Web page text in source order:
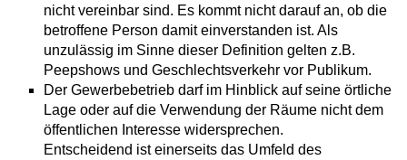
nicht vereinbar sind. Es kommt nicht darauf an, ob die
betroffene Person damit einverstanden ist. Als
unzulässig im Sinne dieser Definition gelten z.B.
Peepshows und Geschlechtsverkehr vor Publikum.
Der Gewerbebetrieb darf im Hinblick auf seine örtliche
Lage oder auf die Verwendung der Räume nicht dem
öffentlichen Interesse widersprechen.
Entscheidend ist einerseits das Umfeld des